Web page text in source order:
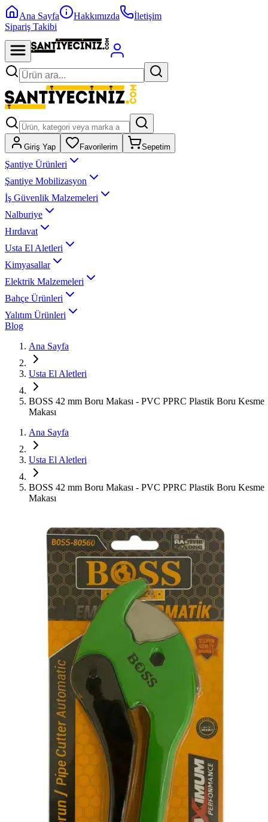
Ana Sayfa Hakkımızda
İletişim
Sipariş Takibi
Giriş Yap Favorilerim Sepetim
Şantiye Ürünleri
Şantiye Mobilizasyon
İş Güvenlik Malzemeleri
Nalburiye
Hırdavat
Usta El Aletleri
Kimyasallar
Elektrik Malzemeleri
Bahçe Ürünleri
Yalıtım Ürünleri
Blog
Ana Sayfa
Usta El Aletleri
BOSS 42 mm Boru Makası - PVC PPRC Plastik Boru Kesme
Makası
Ana Sayfa
Usta El Aletleri
BOSS 42 mm Boru Makası - PVC PPRC Plastik Boru Kesme
Makası